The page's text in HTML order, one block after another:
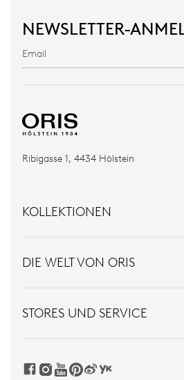
NEWSLETTER-
Ribigasse 1, 4434 Hölstein
KOLLEKTIONEN
DIE WELT VON ORIS
STORES UND SERVICE